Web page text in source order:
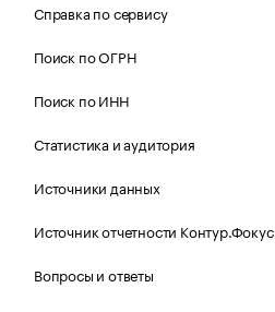
Справка по сервису
Поиск по ОГРН
Поиск по ИНН
Статистика и аудитория
Источники данных
Источник отчетности Контур.Фокус
Вопросы и ответы